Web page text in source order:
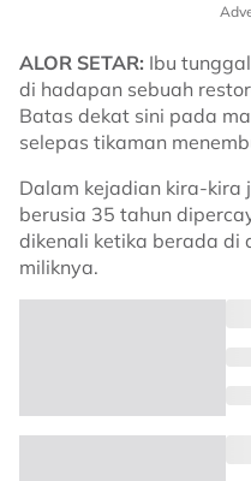
ALOR SETAR: Ibu
di hadapan sebuah
Batas dekat sini pada
selepas tikaman
Dalam kejadian kira-kira
berusia 35 tahun
dikenali ketika berada di
miliknya.